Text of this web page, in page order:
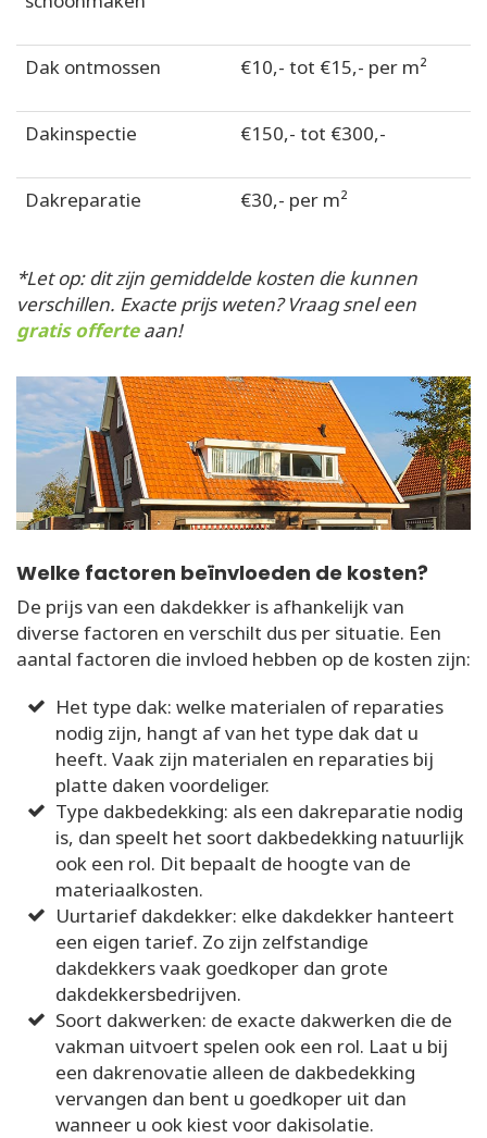
Dak ontmossen €10,- tot €15,- per m²
Dakinspectie €150,- tot €300,-
Dakreparatie €30,- per m²
*Let op: dit zijn gemiddelde kosten die kunnen
verschillen. Exacte prijs weten? Vraag snel een
gratis offerteaan!
Welke factoren beïnvloeden de kosten?
De prijs van een dakdekker is afhankelijk van
diverse factoren en verschilt dus per situatie. Een
aantal factoren die invloed hebben op de kosten zijn:
Het type dak: welke materialen of reparaties
nodig zijn, hangt af van het type dak dat u
heeft. Vaak zijn materialen en reparaties bij
platte daken voordeliger.
Type dakbedekking: als een dakreparatie nodig
is, dan speelt het soort dakbedekking natuurlijk
ook een rol. Dit bepaalt de hoogte van de
materiaalkosten.
Uurtarief dakdekker: elke dakdekker hanteert
een eigen tarief. Zo zijn zelfstandige
dakdekkers vaak goedkoper dan grote
dakdekkersbedrijven.
Soort dakwerken: de exacte dakwerken die de
vakman uitvoert spelen ook een rol. Laat u bij
een dakrenovatie alleen de dakbedekking
vervangen dan bent u goedkoper uit dan
wanneer u ook kiest voor dakisolatie.